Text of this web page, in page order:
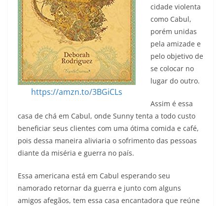
https://amzn.to/3BGiCLs
cidade violenta
como Cabul,
porém unidas
pela amizade e
pelo objetivo de
se colocar no
lugar do outro.
Assim é essa
casa de chá em Cabul, onde Sunny tenta a todo custo
beneficiar seus clientes com uma ótima comida e café,
pois dessa maneira aliviaria o sofrimento das pessoas
diante da miséria e guerra no país.
Essa americana está em Cabul esperando seu
namorado retornar da guerra e junto com alguns
amigos afegãos, tem essa casa encantadora que reúne